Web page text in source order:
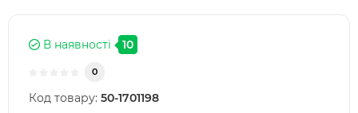
В наявності 10
0
Код товару: 50-1701198